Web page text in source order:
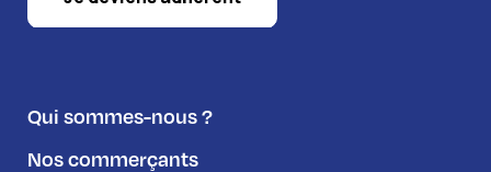
Qui sommes-nous ?
Nos commerçants